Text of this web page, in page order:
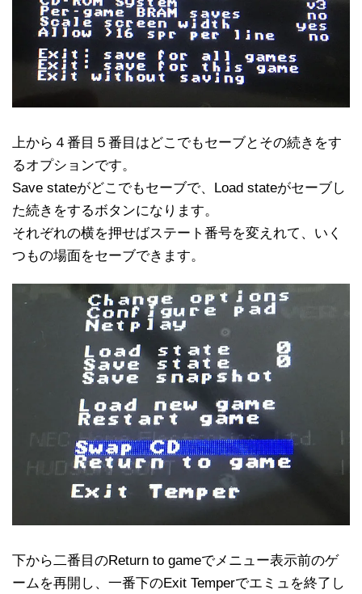
上から４番目５番目はどこでもセーブとその続きをす
るオプションです。
Save stateがどこでもセーブで、Load stateがセーブし
た続きをするボタンになります。
それぞれの横を押せばステート番号を変えれて、いく
つもの場面をセーブできます。
下から二番目のReturn to gameでメニュー表示前のゲ
ームを再開し、一番下のExit Temperでエミュを終了し